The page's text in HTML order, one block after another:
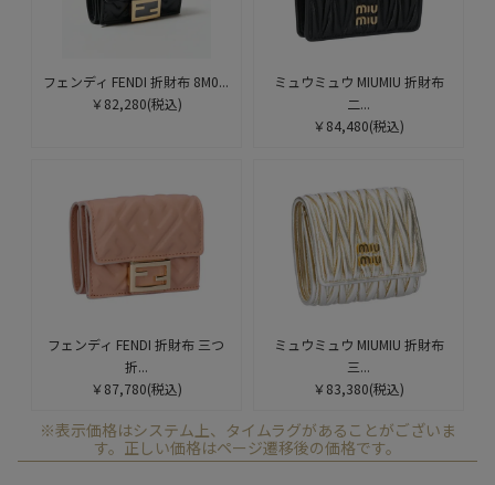
フェンディ FENDI 折財布 8M0...
￥82,280(税込)
ミュウミュウ MIUMIU 折財布
二...
￥84,480(税込)
フェンディ FENDI 折財布 三つ
折...
￥87,780(税込)
ミュウミュウ MIUMIU 折財布
三...
￥83,380(税込)
※表示価格はシステム上、タイムラグがあることがございま
す。正しい価格はページ遷移後の価格です。